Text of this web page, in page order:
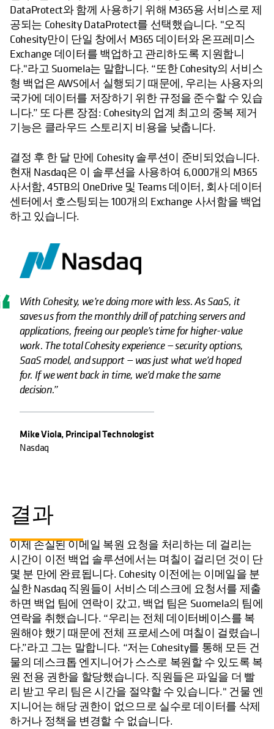
DataProtect와 함께 사용하기 위해 M365용 서비스로 제
공되는 Cohesity DataProtect를 선택했습니다. "오직
Cohesity만이 단일 창에서 M365 데이터와 온프레미스
Exchange 데이터를 백업하고 관리하도록 지원합니
다."라고 Suomela는 말합니다. “또한 Cohesity의 서비스
형 백업은 AWS에서 실행되기 때문에, 우리는 사용자의
국가에 데이터를 저장하기 위한 규정을 준수할 수 있습
니다.” 또 다른 장점: Cohesity의 업계 최고의 중복 제거
기능은 클라우드 스토리지 비용을 낮춥니다.
결정 후 한 달 만에 Cohesity 솔루션이 준비되었습니다.
현재 Nasdaq은 이 솔루션을 사용하여 6,000개의 M365
사서함, 45TB의 OneDrive 및 Teams 데이터, 회사 데이터
센터에서 호스팅되는 100개의 Exchange 사서함을 백업
하고 있습니다.
With Cohesity, we’re doing more with less. As SaaS, it
saves us from the monthly drill of patching servers and
applications, freeing our people’s time for higher-value
work. The total Cohesity experience — security options,
SaaS model, and support — was just what we’d hoped
for. If we went back in time, we’d make the same
decision.”
Mike Viola, Principal Technologist
Nasdaq
결과
이제 손실된 이메일 복원 요청을 처리하는 데 걸리는
시간이 이전 백업 솔루션에서는 며칠이 걸리던 것이 단
몇 분 만에 완료됩니다. Cohesity 이전에는 이메일을 분
실한 Nasdaq 직원들이 서비스 데스크에 요청서를 제출
하면 백업 팀에 연락이 갔고, 백업 팀은 Suomela의 팀에
연락을 취했습니다. “우리는 전체 데이터베이스를 복
원해야 했기 때문에 전체 프로세스에 며칠이 걸렸습니
다.”라고 그는 말합니다. “저는 Cohesity를 통해 모든 건
물의 데스크톱 엔지니어가 스스로 복원할 수 있도록 복
원 전용 권한을 할당했습니다. 직원들은 파일을 더 빨
리 받고 우리 팀은 시간을 절약할 수 있습니다." 건물 엔
지니어는 해당 권한이 없으므로 실수로 데이터를 삭제
하거나 정책을 변경할 수 없습니다.